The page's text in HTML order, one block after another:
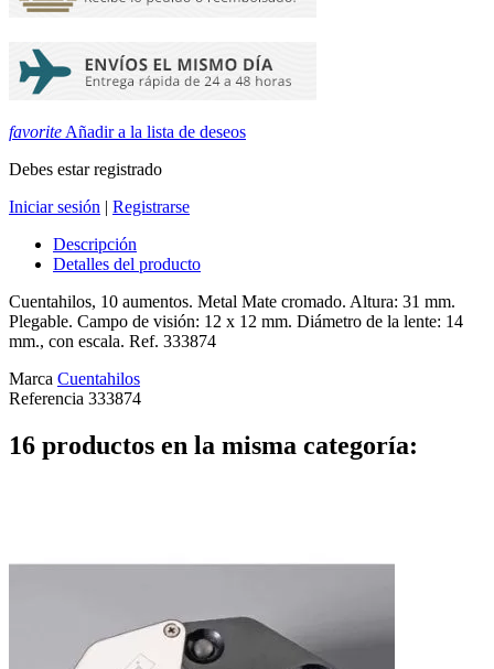
favorite Añadir a la lista de deseos
Debes estar registrado
Iniciar sesión | Registrarse
Descripción
Detalles del producto
Cuentahilos, 10 aumentos. Metal Mate cromado. Altura: 31 mm.
Plegable. Campo de visión: 12 x 12 mm. Diámetro de la lente: 14
mm., con escala. Ref. 333874
Marca Cuentahilos
Referencia 333874
16 productos en la misma categoría: